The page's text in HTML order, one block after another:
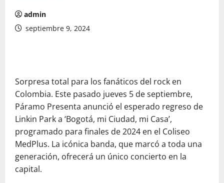
admin
septiembre 9, 2024
Sorpresa total para los fanáticos del rock en
Colombia. Este pasado jueves 5 de septiembre,
Páramo Presenta anunció el esperado regreso de
Linkin Park a ‘Bogotá, mi Ciudad, mi Casa’,
programado para finales de 2024 en el Coliseo
MedPlus. La icónica banda, que marcó a toda una
generación, ofrecerá un único concierto en la
capital.